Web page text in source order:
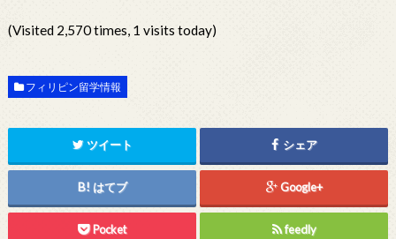
(Visited 2,570 times, 1 visits today)
フィリピン留学情報
ツイート シェア
はてブ Google+
Pocket feedly